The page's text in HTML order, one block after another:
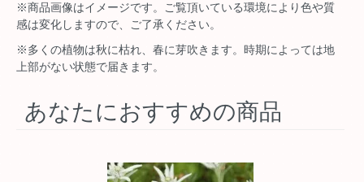
※商品画像はイメージです。ご覧頂いている環境により色や質
感は変化しますので、ご了承ください。
※多くの植物は秋に枯れ、春に芽吹きます。時期によっては地
上部がない状態で届きます。
あなたにおすすめの商品